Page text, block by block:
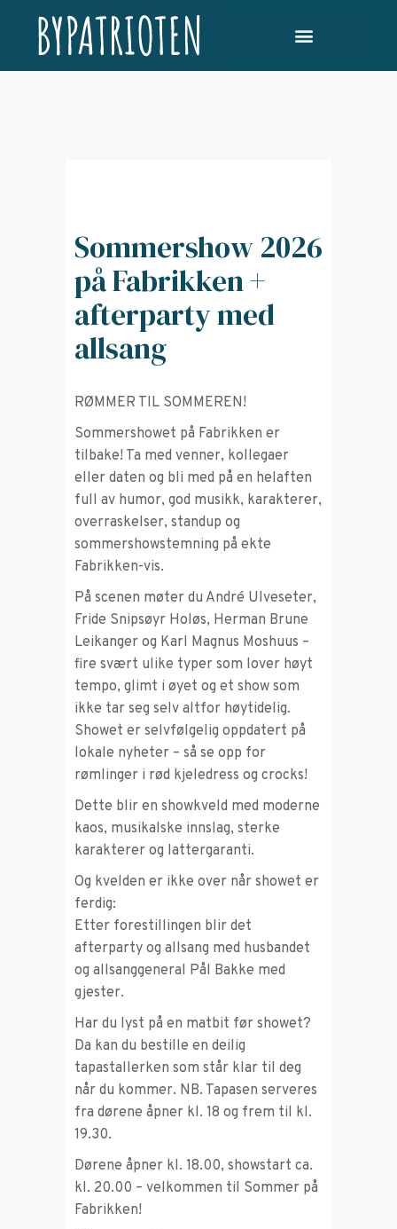
Sommershow 2026
på Fabrikken +
afterparty med
allsang
RØMMER TIL SOMMEREN!
Sommershowet på Fabrikken er
tilbake! Ta med venner, kollegaer
eller daten og bli med på en helaften
full av humor, god musikk, karakterer,
overraskelser, standup og
sommershowstemning på ekte
Fabrikken-vis.
På scenen møter du André Ulveseter,
Fride Snipsøyr Holøs, Herman Brune
Leikanger og Karl Magnus Moshuus –
fire svært ulike typer som lover høyt
tempo, glimt i øyet og et show som
ikke tar seg selv altfor høytidelig.
Showet er selvfølgelig oppdatert på
lokale nyheter – så se opp for
rømlinger i rød kjeledress og crocks!
Dette blir en showkveld med moderne
kaos, musikalske innslag, sterke
karakterer og lattergaranti.
Og kvelden er ikke over når showet er
ferdig:
Etter forestillingen blir det
afterparty og allsang med husbandet
og allsanggeneral Pål Bakke med
gjester.
Har du lyst på en matbit før showet?
Da kan du bestille en deilig
tapastallerken som står klar til deg
når du kommer. NB. Tapasen serveres
fra dørene åpner kl. 18 og frem til kl.
19.30.
Dørene åpner kl. 18.00, showstart ca.
kl. 20.00 – velkommen til Sommer på
Fabrikken!